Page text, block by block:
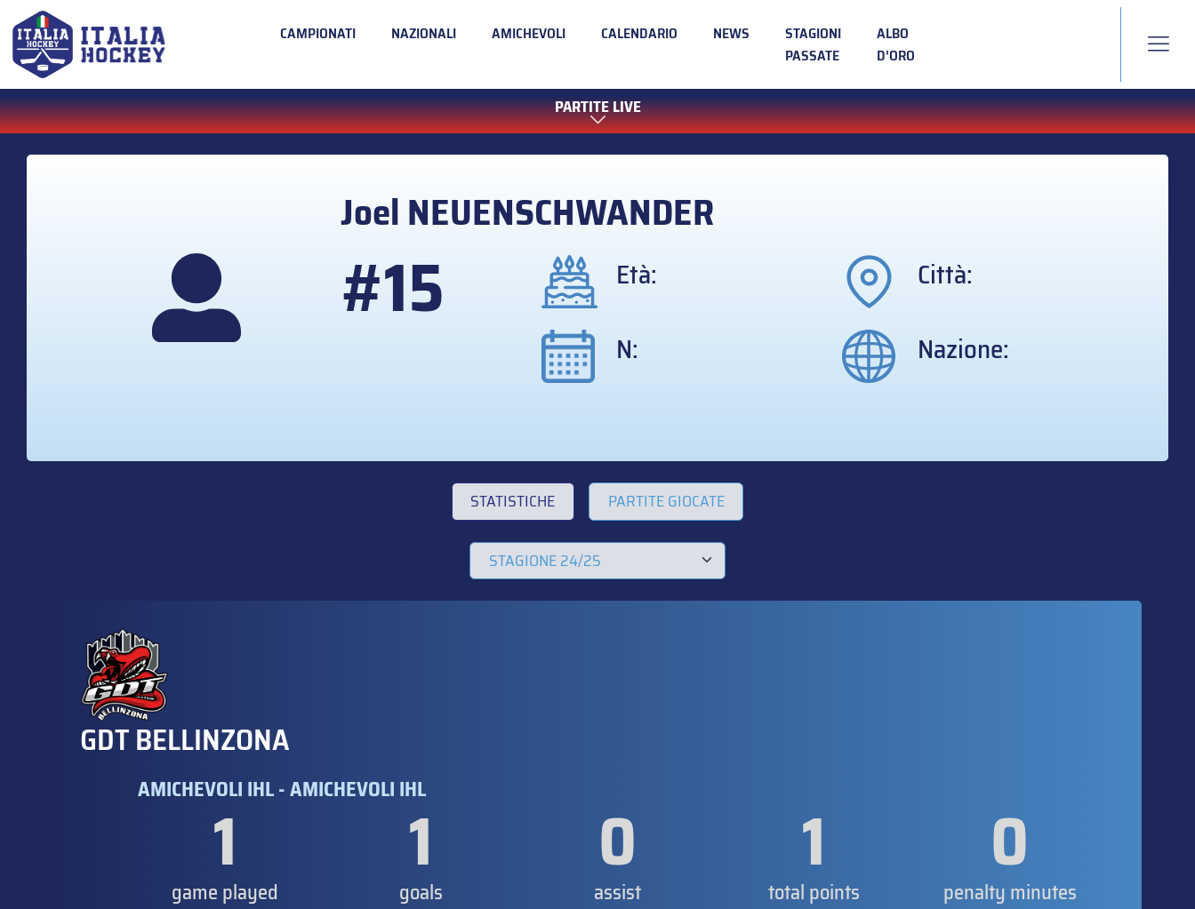
CAMPIONATI NAZIONALI AMICHEVOLI CALENDARIO NEWS
STAGIONI
PASSATE
ALBO
D’ORO
PARTITE LIVE
JoelNEUENSCHWANDER
#15 Età:
Città:
N:
Nazione:
STATISTICHE PARTITE GIOCATE
GDT BELLINZONA
AMICHEVOLI IHL - AMICHEVOLI IHL
1
game played 1
goals 0
assist 1
total points 0
penalty minutes